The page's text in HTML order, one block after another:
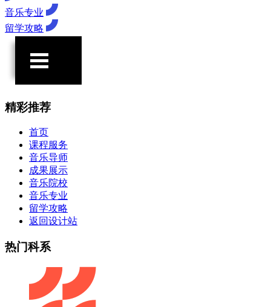
音乐专业
留学攻略
精彩推荐
首页
课程服务
音乐导师
成果展示
音乐院校
音乐专业
留学攻略
返回设计站
热门科系